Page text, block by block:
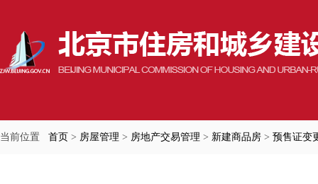
当前位置 首页 > 房屋管理 > 房地产交易管理 > 新建商品房 > 预售证变